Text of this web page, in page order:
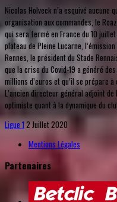
Nicolas Holveck n’a esquivé
organisation aux commandes, le
qui sera fermé en France du 10
plateau de Pleine Lucarne,
Rennes, le président du Stade
que la crise du Covid-19 a généré
millions d’euros et qu’il se prépare
L’ancien directeur général adjoint
optimiste quant à la dynamique du
Ligue 12 Juillet 2020
Mentions Légales
Partenaires